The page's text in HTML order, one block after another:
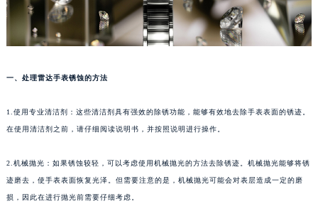
重庆市江北区观音桥步行街2号融恒时代广场写字楼9层902室（需提前预约）
长沙市芙蓉区定王台街道建湘路393号世茂环球金融中心写字楼（芙蓉广场）10层13室（需提前预约）
郑州市二七区铭功路10号华润大厦写字楼29层2905室（需提前预约）
哈尔滨市道里区友谊西路600号富力中心T2座写字楼29层03室（需提前预约）
大连市中山区人民路15号国际金融大厦7层G室（需提前预约）
一、处理雷达手表锈蚀的方法
1.使用专业清洁剂：这些清洁剂具有强效的除锈功能，能够有效地去除手表表面的锈迹。
在使用清洁剂之前，请仔细阅读说明书，并按照说明进行操作。
2.机械抛光：如果锈蚀较轻，可以考虑使用机械抛光的方法去除锈迹。机械抛光能够将锈
迹磨去，使手表表面恢复光泽。但需要注意的是，机械抛光可能会对表层造成一定的磨
损，因此在进行抛光前需要仔细考虑。